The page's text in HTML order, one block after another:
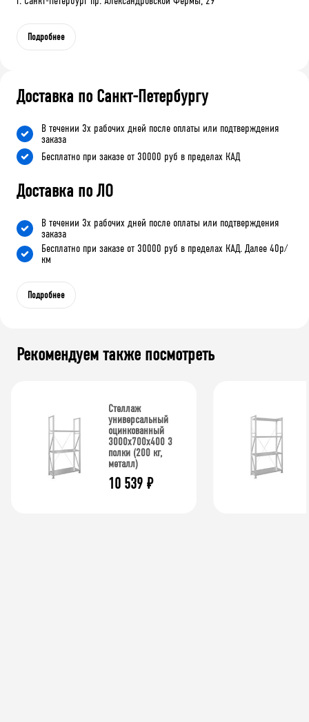
Подробнее
Доставка по Санкт-Петербургу
В течении 3х рабочих дней после оплаты или подтверждения
заказа
Бесплатно при заказе от 30000 руб в пределах КАД
Доставка по ЛО
В течении 3х рабочих дней после оплаты или подтверждения
заказа
Бесплатно при заказе от 30000 руб в пределах КАД. Далее 40р/
км
Подробнее
Рекомендуем также посмотреть
Стеллаж
универсальный
оцинкованный
3000x700x400 3
полки (200 кг,
металл)
10 539 ₽